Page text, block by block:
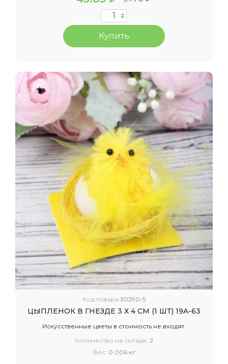
Купить
Код товара 30290-5
ЦЫПЛЕНОК В ГНЕЗДЕ 3 Х 4 СМ (1 ШТ) 19A-63
Искусственные цветы в стоимость не входят.
Количество на складе: 2
Вес: 0.006 кг